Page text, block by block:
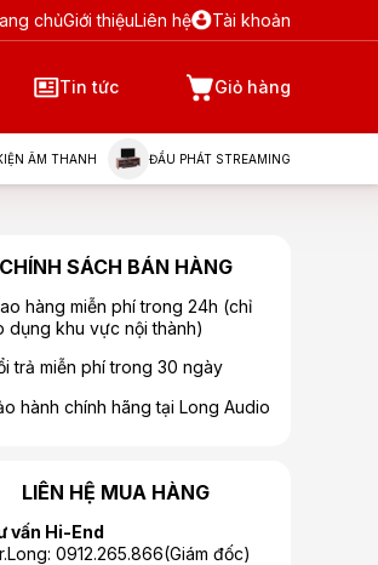
chủGiới thiệuLiên hệ Tài khoản
Tin tức Giỏ hàng
ÂM THANH ĐẦU PHÁT STREAMING
CHÍNH SÁCH BÁN HÀNG
hàng miễn phí trong 24h (chỉ
dụng khu vực nội thành)
trả miễn phí trong 30 ngày
hành chính hãng tại Long Audio
LIÊN HỆ MUA HÀNG
vấn Hi-End
0912.265.866(Giám đốc)